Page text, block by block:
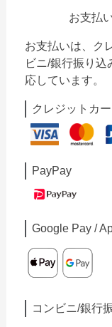
お支払
お支払いは、ク
ビニ/銀行振り
応しています。
クレジットカ
PayPay
Google Pay /
コンビニ/銀行